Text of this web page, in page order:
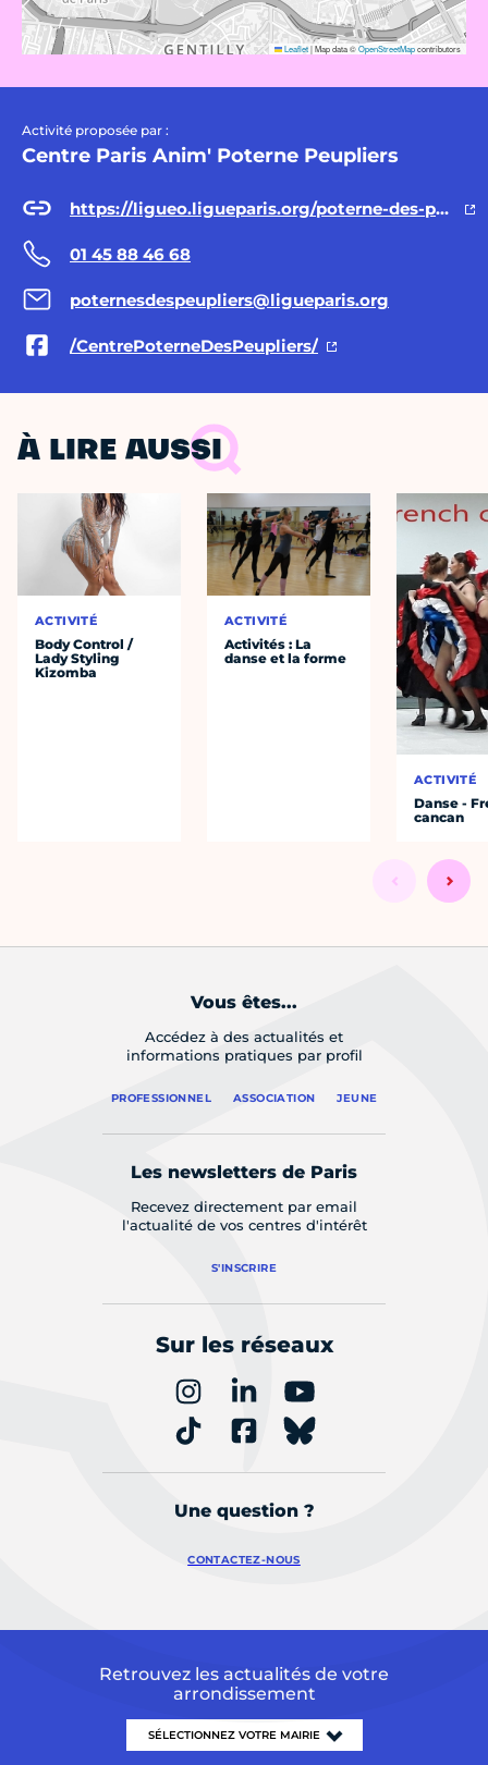
Leaflet|Map data ©OpenStreetMapcontributors
Activité proposée par :
Centre Paris Anim' Poterne Peupliers
https://ligueo.ligueparis.org/poterne-des-peupliers/activites/danses/afrobeat-dance
01 45 88 46 68
poternesdespeupliers@ligueparis.org
/CentrePoterneDesPeupliers/
À LIRE AUSSI
ACTIVITÉ
Body Control /
Lady Styling
Kizomba
ACTIVITÉ
Activités : La
danse et la forme
ACTIVITÉ
Danse -
cancan
Vous êtes...
Accédez à des actualités et
informations pratiques par profil
PROFESSIONNEL ASSOCIATION JEUNE
Les newsletters de Paris
Recevez directement par email
l'actualité de vos centres d'intérêt
S'INSCRIRE
Sur les réseaux
Une question ?
CONTACTEZ-NOUS
Retrouvez les actualités de votre
arrondissement